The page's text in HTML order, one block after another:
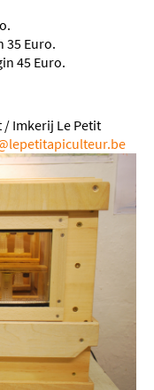
35 Euro.
45 Euro.
/ Imkerij Le Petit